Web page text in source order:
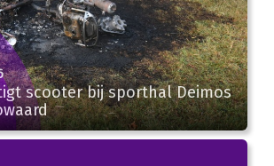
scooter bij sporthal Deimos